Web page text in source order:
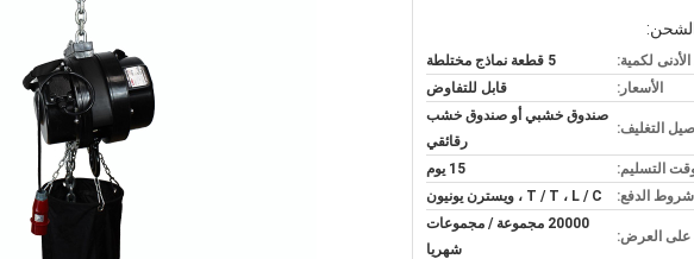
الأدنى لكمية:
5 قطعة نماذج مختلطة
الأسعار:
قابل للتفاوض
التغليف:
صندوق خشبي أو صندوق خشب
رقائقي
التسليم:
15 يوم
شروط الدفع:
T / T ، L / C ، ويسترن يونيون
على العرض:
20000 مجموعة / مجموعات
شهريا